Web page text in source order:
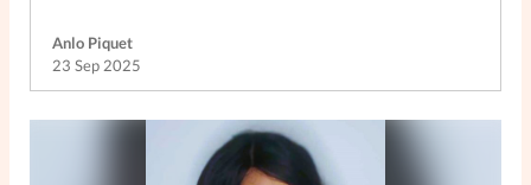
Anlo Piquet
23 Sep 2025